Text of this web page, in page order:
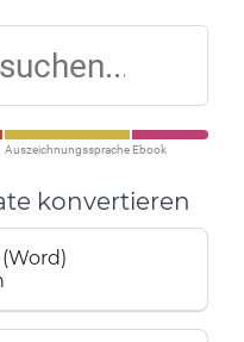
Auszeichnungssprache Ebook
konvertieren